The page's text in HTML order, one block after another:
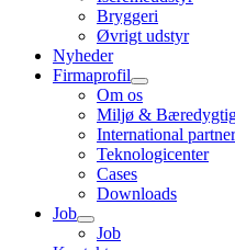
Bryggeri
Øvrigt udstyr
Nyheder
Firmaprofil
Om os
Miljø &
International partner
Teknologicenter
Cases
Downloads
Job
Job